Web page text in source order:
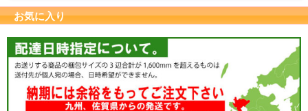
お気に入り